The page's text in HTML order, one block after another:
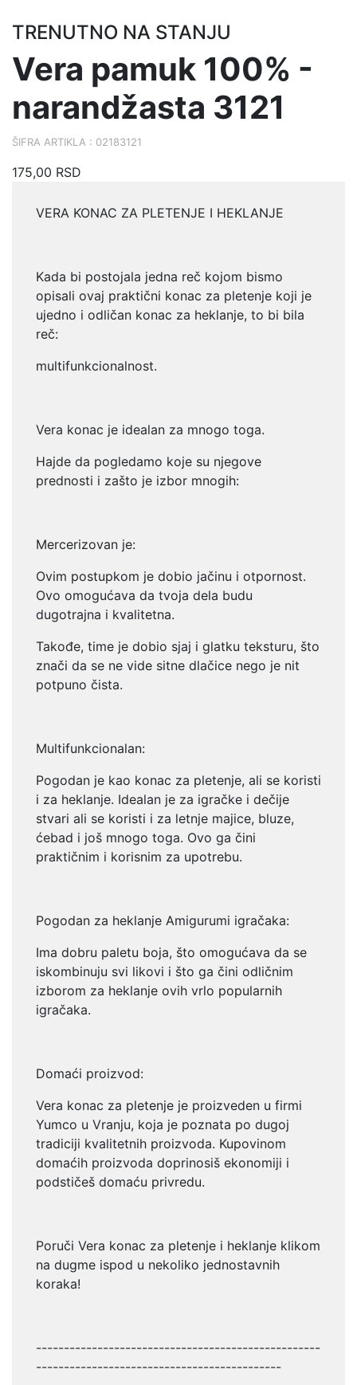
TRENUTNO NA STANJU
Vera pamuk 100% -
narandžasta 3121
ŠIFRA ARTIKLA : 02183121
175,00 RSD
VERA KONAC ZA PLETENJE I HEKLANJE
Kada bi postojala jedna reč kojom bismo
opisali ovaj praktični konac za pletenje koji je
ujedno i odličan konac za heklanje, to bi bila
reč:
multifunkcionalnost.
Vera konac je idealan za mnogo toga.
Hajde da pogledamo koje su njegove
prednosti i zašto je izbor mnogih:
Mercerizovan je:
Ovim postupkom je dobio jačinu i otpornost.
Ovo omogućava da tvoja dela budu
dugotrajna i kvalitetna.
Takođe, time je dobio sjaj i glatku teksturu, što
znači da se ne vide sitne dlačice nego je nit
potpuno čista.
Multifunkcionalan:
Pogodan je kao konac za pletenje, ali se koristi
i za heklanje. Idealan je za igračke i dečije
stvari ali se koristi i za letnje majice, bluze,
ćebad i još mnogo toga. Ovo ga čini
praktičnim i korisnim za upotrebu.
Pogodan za heklanje Amigurumi igračaka:
Ima dobru paletu boja, što omogućava da se
iskombinuju svi likovi i što ga čini odličnim
izborom za heklanje ovih vrlo popularnih
igračaka.
Domaći proizvod:
Vera konac za pletenje je proizveden u firmi
Yumco u Vranju, koja je poznata po dugoj
tradiciji kvalitetnih proizvoda. Kupovinom
domaćih proizvoda doprinosiš ekonomiji i
podstičeš domaću privredu.
Poruči Vera konac za pletenje i heklanje klikom
na dugme ispod u nekoliko jednostavnih
koraka!
---------------------------------------------------
--------------------------------------------